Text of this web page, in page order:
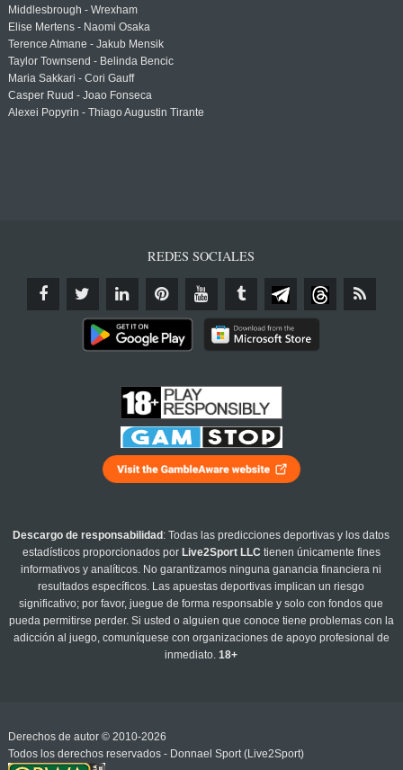
Middlesbrough - Wrexham
Elise Mertens - Naomi Osaka
Terence Atmane - Jakub Mensik
Taylor Townsend - Belinda Bencic
Maria Sakkari - Cori Gauff
Casper Ruud - Joao Fonseca
Alexei Popyrin - Thiago Augustin Tirante
REDES SOCIALES
Descargo de responsabilidad : Todas las predicciones deportivas y los datos
estadísticos proporcionados por Live2Sport LLC tienen únicamente fines
informativos y analíticos. No garantizamos ninguna ganancia financiera ni
resultados específicos. Las apuestas deportivas implican un riesgo
significativo; por favor, juegue de forma responsable y solo con fondos que
pueda permitirse perder. Si usted o alguien que conoce tiene problemas con la
adicción al juego, comuníquese con organizaciones de apoyo profesional de
inmediato.18+
Derechos de autor © 2010-2026
Todos los derechos reservados - Donnael Sport (Live2Sport)